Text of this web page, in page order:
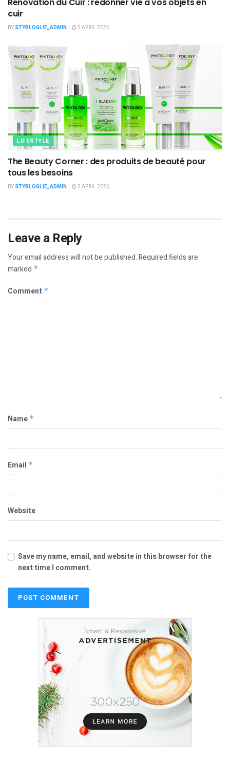
Rénovation du Cuir : redonner vie à vos objets en
cuir
BY STYBLOGLIE_ADMIN 5 APRIL 2026
LIFESTYLE
The Beauty Corner : des produits de beauté pour
tous les besoins
BY STYBLOGLIE_ADMIN 5 APRIL 2026
Leave a Reply
Your email address will not be published.Required fields are
marked *
Comment *
Name *
Email *
Website
Save my name, email, and website in this browser for the
next time I comment.